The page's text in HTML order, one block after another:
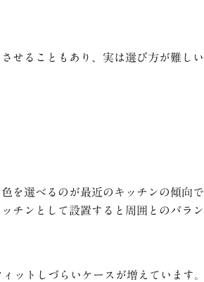
せることもあり、実は選び方が難しい
を選べるのが最近のキッチンの傾向で
チンとして設置すると周囲とのバラン
ットしづらいケースが増えています。